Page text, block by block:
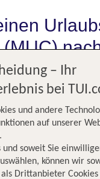
auf
sparen -
und die milden
und laden auch
die Strände ein
– Ihr
bei
und andere
auf unserer
und soweit Sie
können wir
Drittanbieter